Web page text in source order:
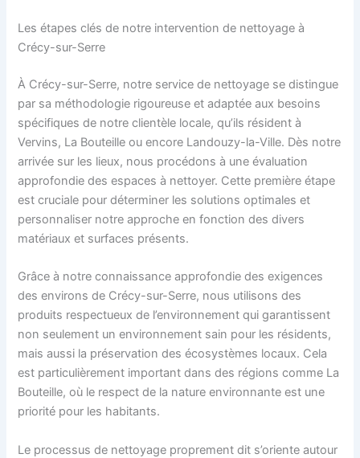
Les étapes clés de notre intervention de nettoyage à
Crécy-sur-Serre
À Crécy-sur-Serre, notre service de nettoyage se distingue
par sa méthodologie rigoureuse et adaptée aux besoins
spécifiques de notre clientèle locale, qu’ils résident à
Vervins, La Bouteille ou encore Landouzy-la-Ville. Dès notre
arrivée sur les lieux, nous procédons à une évaluation
approfondie des espaces à nettoyer. Cette première étape
est cruciale pour déterminer les solutions optimales et
personnaliser notre approche en fonction des divers
matériaux et surfaces présents.
Grâce à notre connaissance approfondie des exigences
des environs de Crécy-sur-Serre, nous utilisons des
produits respectueux de l’environnement qui garantissent
non seulement un environnement sain pour les résidents,
mais aussi la préservation des écosystèmes locaux. Cela
est particulièrement important dans des régions comme La
Bouteille, où le respect de la nature environnante est une
priorité pour les habitants.
Le processus de nettoyage proprement dit s’oriente autour